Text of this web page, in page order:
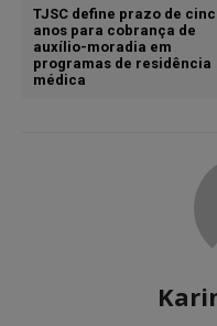
TJSC define prazo de
anos para cobrança de
auxílio-moradia em
programas de residência
médica